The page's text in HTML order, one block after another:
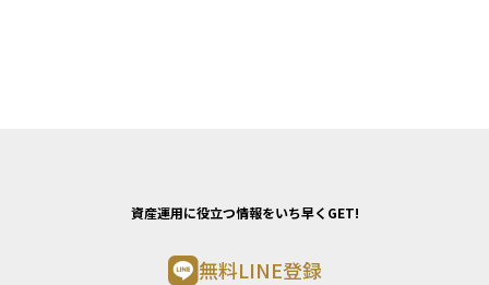
資産運用に役立つ情報をいち早くGET!
無料LINE登録